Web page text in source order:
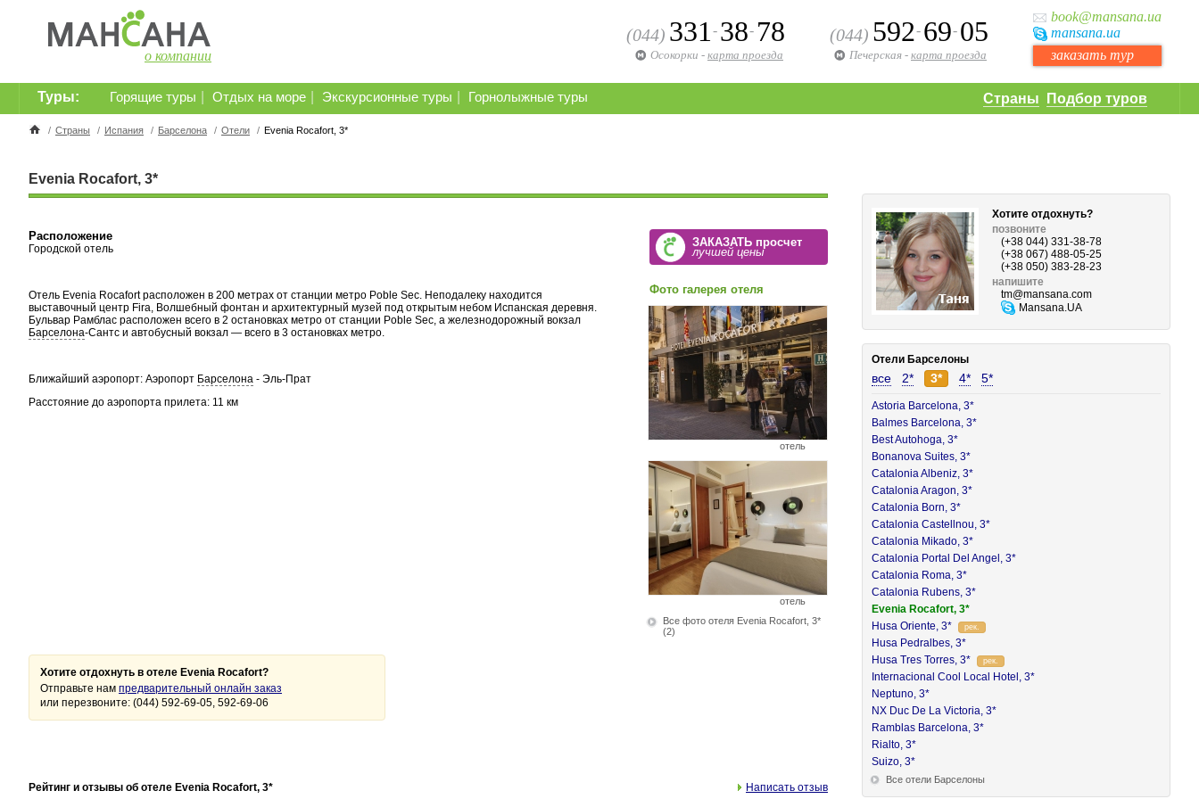
о компании
book@mansana.ua
mansana.ua
заказать тур
(044) 592- 69- 05
Печерская - карта проезда
(044) 331 - 38- 78
Осокорки - карта проезда
Страны Подбор туров
Горящие туры Отдых на море Экскурсионные туры Горнолыжные туры
Туры:
/ Страны / Испания / Барселона / Отели / Evenia Rocafort, 3*
Evenia Rocafort, 3*
Расположение
Городской отель
Отель Evenia Rocafort расположен в 200 метрах от станции метро Poble Sec. Неподалеку находится
выставочный центр Fira, Волшебный фонтан и архитектурный музей под открытым небом Испанская деревня.
Бульвар Рамблас расположен всего в 2 остановках метро от станции Poble Sec, а железнодорожный вокзал
Барселона-Сантс и автобусный вокзал — всего в 3 остановках метро.
Ближайший аэропорт: Аэропорт Барселона - Эль-Прат
Расстояние до аэропорта прилета: 11 км
ЗАКАЗАТЬ просчет
лучшей цены
Фото галерея отеля
отель
отель
Все фото отеля Evenia Rocafort, 3*
(2)
Хотите отдохнуть в отеле Evenia Rocafort?
Отправьте нам предварительный онлайн заказ
или перезвоните: (044) 592-69-05, 592-69-06
Рейтинг и отзывы об отеле Evenia Rocafort, 3* Написать отзыв
Хотите отдохнуть?
позвоните
(+38 044) 331-38-78
(+38 067) 488-05-25
(+38 050) 383-28-23
напишите
tm@mansana.com
Mansana.UA
Отели Барселоны
все 2* 3* 4* 5*
Astoria Barcelona, 3*
Balmes Barcelona, 3*
Best Autohoga, 3*
Bonanova Suites, 3*
Catalonia Albeniz, 3*
Catalonia Aragon, 3*
Catalonia Born, 3*
Catalonia Castellnou, 3*
Catalonia Mikado, 3*
Catalonia Portal Del Angel, 3*
Catalonia Roma, 3*
Catalonia Rubens, 3*
Evenia Rocafort, 3*
Husa Oriente, 3*
рек.
Husa Pedralbes, 3*
Husa Tres Torres, 3*
рек.
Internacional Cool Local Hotel, 3*
Neptuno, 3*
NX Duc De La Victoria, 3*
Ramblas Barcelona, 3*
Rialto, 3*
Suizo, 3*
Все отели Барселоны